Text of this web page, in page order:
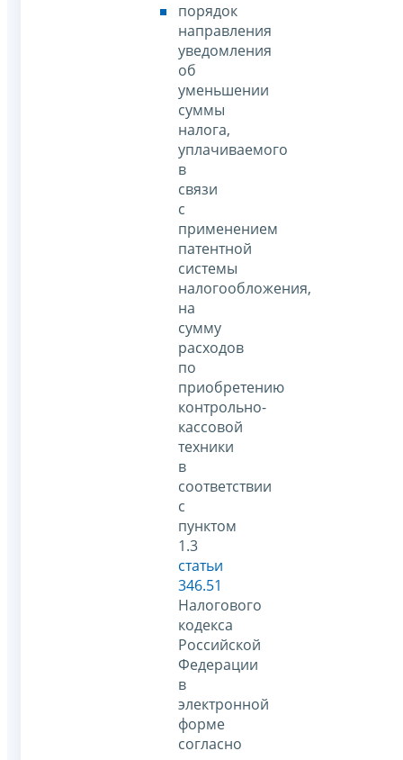
порядок
направления
уведомления
об
уменьшении
суммы
налога,
уплачиваемого
в
связи
с
применением
патентной
системы
налогообложения,
на
сумму
расходов
по
приобретению
контрольно-
кассовой
техники
в
соответствии
с
пунктом
1.3
статьи
346.51
Налогового
кодекса
Российской
Федерации
в
электронной
форме
согласно